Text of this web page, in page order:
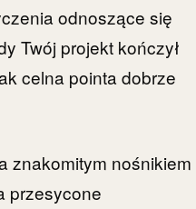
odnoszące się
Twój projekt kończył
celna pointa dobrze
znakomitym nośnikiem
przesycone